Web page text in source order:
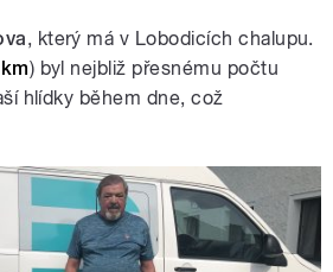
, který má v Lobodicích chalupu.
) byl nejbliž přesnému počtu
hlídky během dne, což